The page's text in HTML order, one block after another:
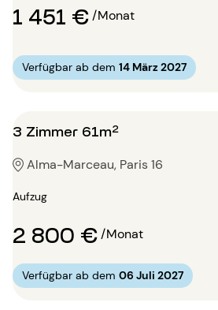
1 451 €/Monat
Verfügbar ab dem 14 März 2027
3 Zimmer 61m²
Alma-Marceau, Paris 16
Aufzug
2 800 €/Monat
Verfügbar ab dem 06 Juli 2027